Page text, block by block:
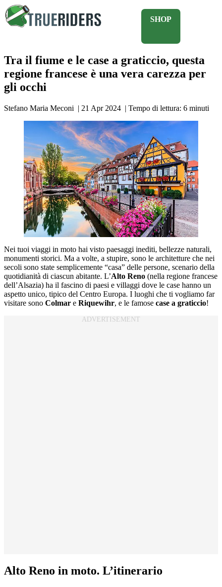
SHOP
Tra il fiume e le case a graticcio, questa
regione francese è una vera carezza per
gli occhi
Stefano Maria Meconi | 21 Apr 2024 | Tempo di lettura: 6 minuti
Nei tuoi viaggi in moto hai visto paesaggi inediti, bellezze naturali,
monumenti storici. Ma a volte, a stupire, sono le architetture che nei
secoli sono state semplicemente “casa” delle persone, scenario della
quotidianità di ciascun abitante. L’Alto Reno (nella regione francese
dell’Alsazia) ha il fascino di paesi e villaggi dove le case hanno un
aspetto unico, tipico del Centro Europa. I luoghi che ti vogliamo far
visitare sono Colmar e Riquewihr, e le famose case a graticcio!
Alto Reno in moto. L’itinerario